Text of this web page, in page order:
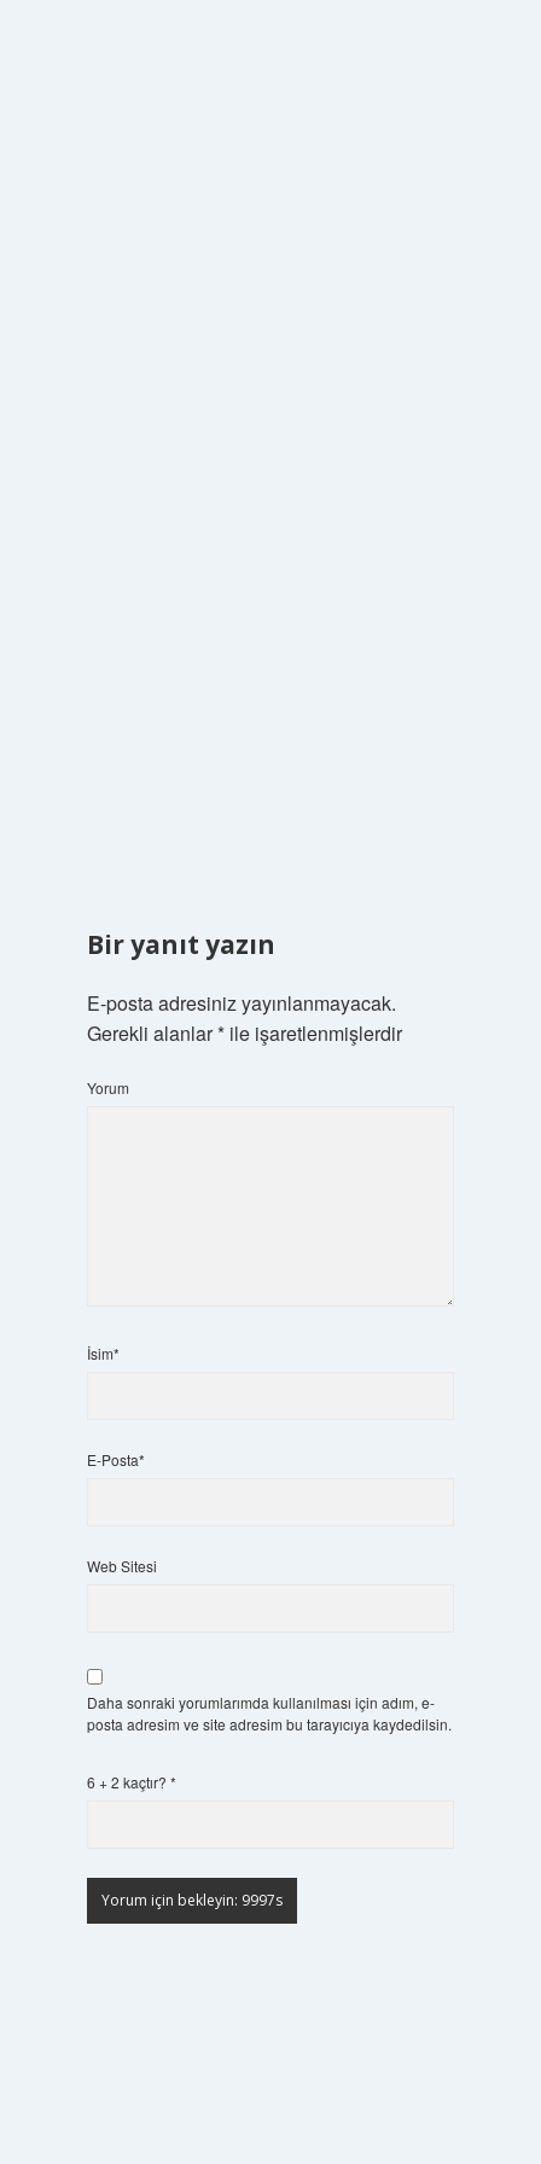
Bir yanıt yazın
E-posta adresiniz yayınlanmayacak.
Gerekli alanlar*ile işaretlenmişlerdir
Yorum
İsim*
E-Posta*
Web Sitesi
Daha sonraki yorumlarımda kullanılması için adım, e-
posta adresim ve site adresim bu tarayıcıya kaydedilsin.
6 + 2 kaçtır? *